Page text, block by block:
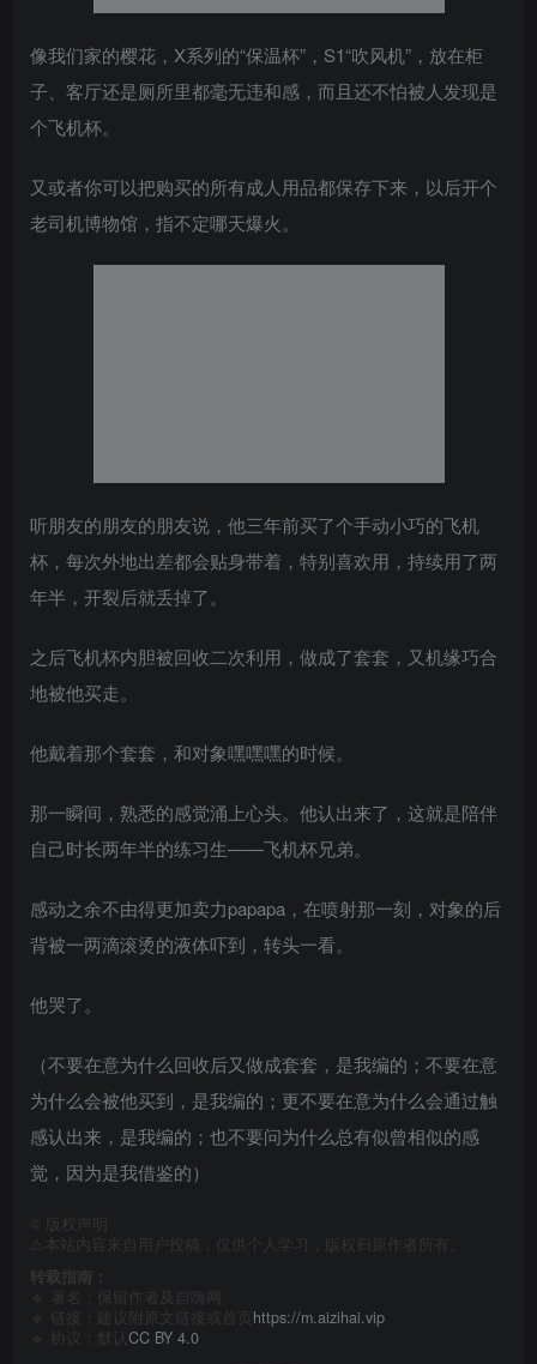
像我们家的樱花，X系列的“保温杯”，S1“吹风机”，放在柜
子、客厅还是厕所里都毫无违和感，而且还不怕被人发现是
个飞机杯。
又或者你可以把购买的所有成人用品都保存下来，以后开个
老司机博物馆，指不定哪天爆火。
听朋友的朋友的朋友说，他三年前买了个手动小巧的飞机
杯，每次外地出差都会贴身带着，特别喜欢用，持续用了两
年半，开裂后就丢掉了。
之后飞机杯内胆被回收二次利用，做成了套套，又机缘巧合
地被他买走。
他戴着那个套套，和对象嘿嘿嘿的时候。
那一瞬间，熟悉的感觉涌上心头。他认出来了，这就是陪伴
自己时长两年半的练习生——飞机杯兄弟。
感动之余不由得更加卖力papapa，在喷射那一刻，对象的后
背被一两滴滚烫的液体吓到，转头一看。
他哭了。
（不要在意为什么回收后又做成套套，是我编的；不要在意
为什么会被他买到，是我编的；更不要在意为什么会通过触
感认出来，是我编的；也不要问为什么总有似曾相似的感
觉，因为是我借鉴的）
版权声明
⚠️本站内容来自用户投稿，仅供个人学习，版权归原作者所有。
转载指南：
🔹 署名：保留作者及
自嗨网
🔹 链接：建议附原文链接或首页 https://m.aizihai.vip
🔹 协议：默认 CC BY 4.0